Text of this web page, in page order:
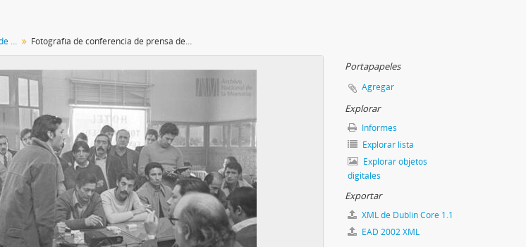
Colección fotográfica Diario Jornada de Chubut Fotografía de conferencia de prensa de presos políticos liberados
Portapapeles
Agregar
Explorar
Informes
Explorar lista
Explorar objetos
digitales
Exportar
XML de Dublin Core 1.1
EAD 2002 XML